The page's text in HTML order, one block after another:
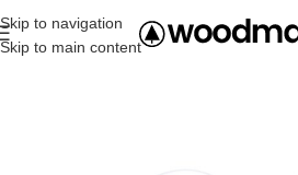
Skip to navigation
Skip to main content
Главная AirPods Airpods 4